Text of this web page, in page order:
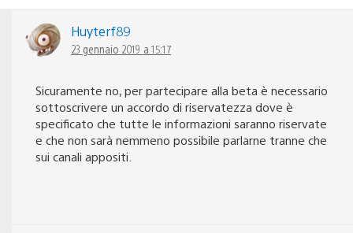
Huyterf89
23 gennaio 2019 a 15:17
Sicuramente no, per partecipare alla beta è necessario
sottoscrivere un accordo di riservatezza dove è
specificato che tutte le informazioni saranno riservate
e che non sarà nemmeno possibile parlarne tranne che
sui canali appositi.